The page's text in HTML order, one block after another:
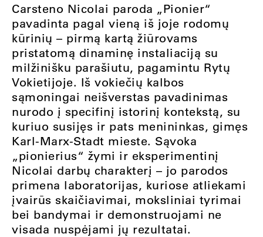
Carsteno Nicolai paroda „Pionier“
pavadinta pagal vieną iš joje rodomų
kūrinių – pirmą kartą žiūrovams
pristatomą dinaminę instaliaciją su
milžinišku parašiutu, pagamintu Rytų
Vokietijoje. Iš vokiečių kalbos
sąmoningai neišverstas pavadinimas
nurodo į specifinį istorinį kontekstą, su
kuriuo susijęs ir pats menininkas, gimęs
Karl-Marx-Stadt mieste. Sąvoka
„pionierius“ žymi ir eksperimentinį
Nicolai darbų charakterį – jo parodos
primena laboratorijas, kuriose atliekami
įvairūs skaičiavimai, moksliniai tyrimai
bei bandymai ir demonstruojami ne
visada nuspėjami jų rezultatai.